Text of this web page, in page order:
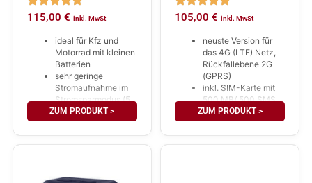
115,00 € inkl. MwSt
ideal für Kfz und
Motorrad mit kleinen
Batterien
sehr geringe
Stromaufnahme im
Stromsparmodus (5
mAh)
Schutzklasse IP67,
ZUM PRODUKT >
105,00 € inkl. MwSt
neuste Version für
das 4G (LTE) Netz,
Rückfallebene 2G
(GPRS)
inkl. SIM-Karte mit
500 MB/ 500 SMS
für 5 Jahre
(Datenverbrauch im
ZUM PRODUKT >